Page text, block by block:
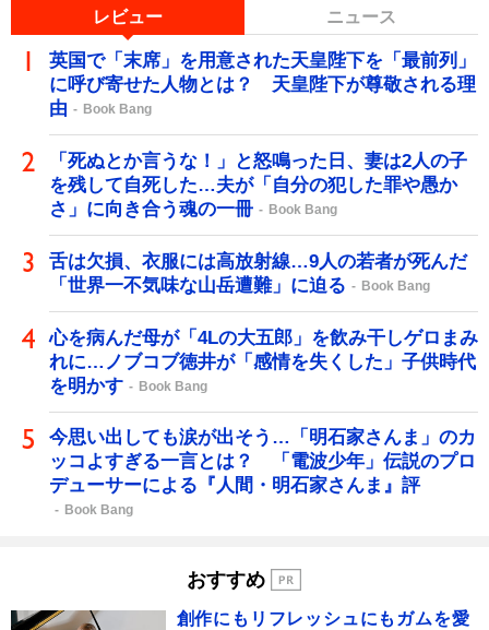
レビュー ニュース
英国で「末席」を用意された天皇陛下を「最前列」
に呼び寄せた人物とは？ 天皇陛下が尊敬される理
由
Book Bang
「死ぬとか言うな！」と怒鳴った日、妻は2人の子
を残して自死した…夫が「自分の犯した罪や愚か
さ」に向き合う魂の一冊
Book Bang
舌は欠損、衣服には高放射線…9人の若者が死んだ
「世界一不気味な山岳遭難」に迫る
Book Bang
心を病んだ母が「4Lの大五郎」を飲み干しゲロまみ
れに…ノブコブ徳井が「感情を失くした」子供時代
を明かす
Book Bang
今思い出しても涙が出そう…「明石家さんま」のカ
ッコよすぎる一言とは？ 「電波少年」伝説のプロ
デューサーによる『人間・明石家さんま』評
Book Bang
おすすめ
創作にもリフレッシュにもガムを愛